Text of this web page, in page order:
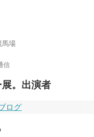
馬場
信
展。出演者
ログ